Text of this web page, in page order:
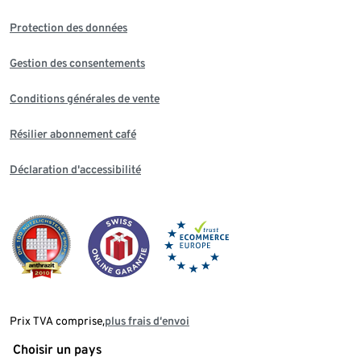
Protection des données
Gestion des consentements
Conditions générales de vente
Résilier abonnement café
Déclaration d'accessibilité
Prix TVA comprise,plus frais d‘envoi
Choisir un pays